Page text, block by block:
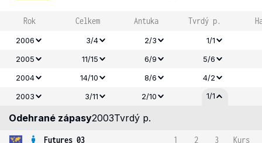
Rok Celkem Antuka Tvrdý p.
2006 3/4 2/3
1/1
2005
11/15 6/9
5/6
2004
14/10 8/6 4/2
2003
3/11 2/10 1/1
Odehrané zápasy2003Tvrdý p.
Futures 03 1 2 3
Kurs